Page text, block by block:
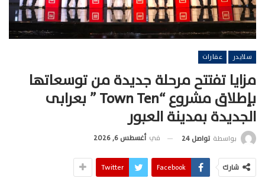
سلايدر عقارات
مزايا تفتتح مرحلة جديدة من توسعاتها
بإطلاق مشروع “Town Ten ” بعرابى
الجديدة بمدينة العبور
بواسطة تواصل 24 في أغسطس 6, 2026
شارك Facebook
Twitter